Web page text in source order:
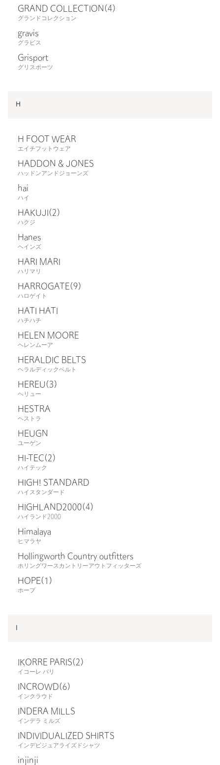
GRAND COLLECTION (4)
グランドコレクション
gravis
グラビス
Grisport
グリスポーツ
H
H FOOT WEAR
エイチフットウェア
HADDON & JONES
ハッドンアンドジョーンズ
hai
ハイ
HAKUJI (2)
ハクジ
Hanes
ヘインズ
HARI MARI
ハリマリ
HARROGATE(9)
ハロゲイト
HATI HATI
ハチハチ
HELEN MOORE
ヘレンムーア
HERALDIC BELTS
ヘラルディックベルト
HEREU(3)
ヘリュー
HESTRA
ヘストラ
HEUGN
ユーゲン
HI-TEC(2)
ハイテック
HIGH! STANDARD
ハイスタンダード
HIGHLAND2000(4)
ハイランド2000
Himalaya
ヒマラヤ
Hollingworth Country outfitters
ホリングワースカントリーアウトフィッターズ
HOPE(1)
ホープ
IKORRE PARIS(2)
イコーレ パリ
INCROWD(6)
インクラウド
INDERA MILLS
インデラ ミルズ
INDIVIDUALIZED SHIRTS
インデビジュアライズドシャツ
injinji